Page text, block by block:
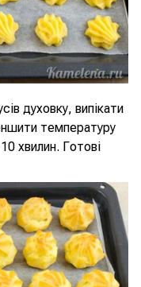
духовку, випікати
температуру
хвилин. Готові